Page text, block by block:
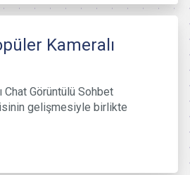
Kameralı
Chat Görüntülü Sohbet
gelişmesiyle birlikte